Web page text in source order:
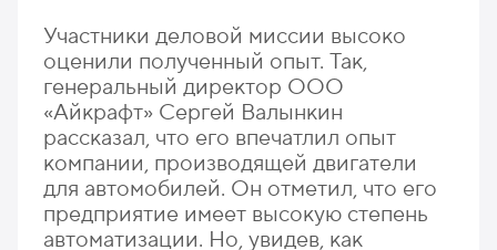
Участники деловой миссии высоко
оценили полученный опыт. Так,
генеральный директор ООО
«Айкрафт» Сергей Валынкин
рассказал, что его впечатлил опыт
компании, производящей двигатели
для автомобилей. Он отметил, что его
предприятие имеет высокую степень
автоматизации. Но, увидев, как